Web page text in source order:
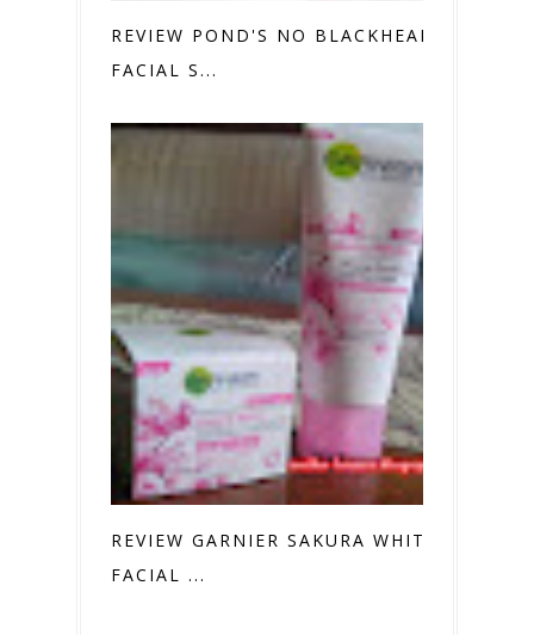
REVIEW POND'S NO BLACKHEAD
FACIAL S...
REVIEW GARNIER SAKURA WHITE
FACIAL ...